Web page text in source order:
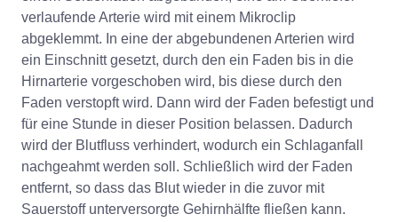
verlaufende Arterie wird mit einem Mikroclip
abgeklemmt. In eine der abgebundenen Arterien wird
ein Einschnitt gesetzt, durch den ein Faden bis in die
Hirnarterie vorgeschoben wird, bis diese durch den
Faden verstopft wird. Dann wird der Faden befestigt und
für eine Stunde in dieser Position belassen. Dadurch
wird der Blutfluss verhindert, wodurch ein Schlaganfall
nachgeahmt werden soll. Schließlich wird der Faden
entfernt, so dass das Blut wieder in die zuvor mit
Sauerstoff unterversorgte Gehirnhälfte fließen kann.